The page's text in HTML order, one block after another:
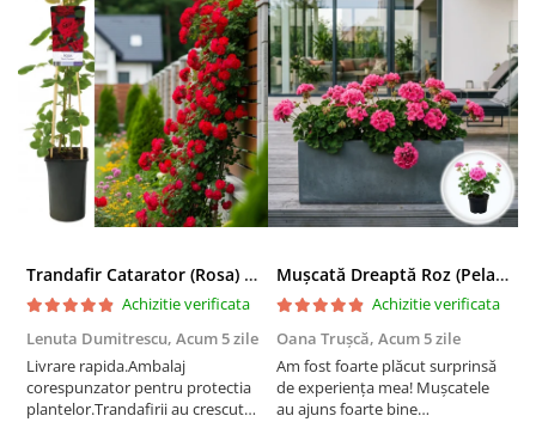
Trandafir Catarator (Rosa) Red Climber - 75cm
Achizitie verificata
Lenuta Dumitrescu, Acum 5 zile
Livrare rapida.Ambalaj
corespunzator pentru protectia
plantelor.Trandafirii au crescut
Mușcată Dreaptă Roz (Pelargonium Zonale)
Achizitie verificata
Oana Trușcă, Acum 5 zile
Am fost foarte plăcut surprinsă
de experiența mea! Mușcatele
au ajuns foarte bine